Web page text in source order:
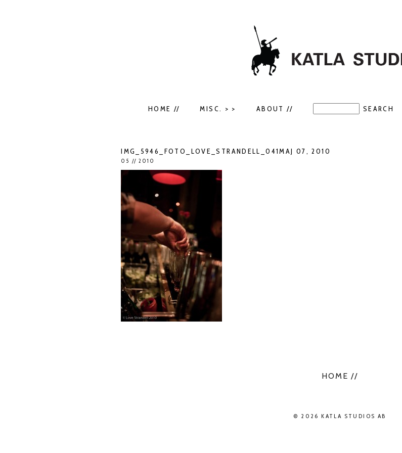
HOME // MISC. > > ABOUT //
IMG_5946_FOTO_LOVE_STRANDELL_041MAJ 07, 2010
05 // 2010
HOME //
© 2026 KATLA STUDIOS AB